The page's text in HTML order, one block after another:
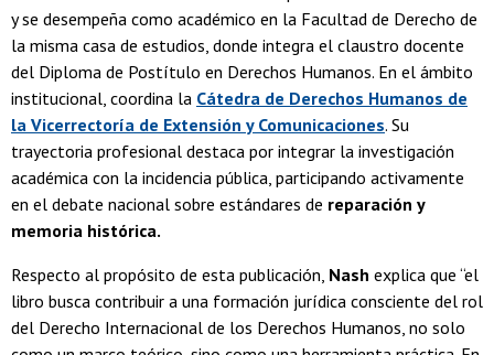
y se desempeña como académico en la Facultad de Derecho de
la misma casa de estudios, donde integra el claustro docente
del Diploma de Postítulo en Derechos Humanos. En el ámbito
institucional, coordina la Cátedra de Derechos Humanos de
la Vicerrectoría de Extensión y Comunicaciones. Su
trayectoria profesional destaca por integrar la investigación
académica con la incidencia pública, participando activamente
en el debate nacional sobre estándares de reparación y
memoria histórica.
Respecto al propósito de esta publicación, Nash explica que “el
libro busca contribuir a una formación jurídica consciente del rol
del Derecho Internacional de los Derechos Humanos, no solo